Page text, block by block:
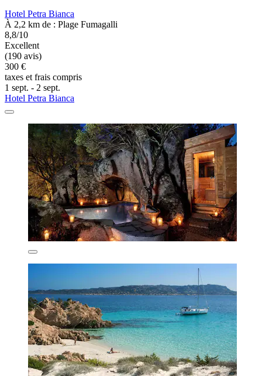
Hotel Petra Bianca
À 2,2 km de : Plage Fumagalli
8,8/10
Excellent
(190 avis)
300 €
taxes et frais compris
1 sept. - 2 sept.
Hotel Petra Bianca